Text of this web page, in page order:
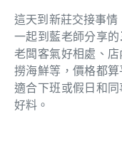
這天到新莊交接事情
一起到藍老師分享的
老闆客氣好相處、
撈海鮮等，價格都
適合下班或假日和
好料。